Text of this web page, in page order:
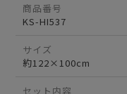
商品番号
KS-HI537
サイズ
約122×100cm
セット内容